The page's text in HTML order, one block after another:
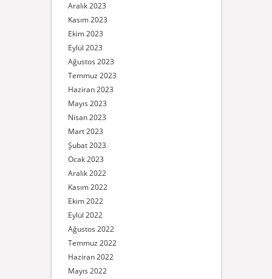
Aralık 2023
Kasım 2023
Ekim 2023
Eylül 2023
Ağustos 2023
Temmuz 2023
Haziran 2023
Mayıs 2023
Nisan 2023
Mart 2023
Şubat 2023
Ocak 2023
Aralık 2022
Kasım 2022
Ekim 2022
Eylül 2022
Ağustos 2022
Temmuz 2022
Haziran 2022
Mayıs 2022